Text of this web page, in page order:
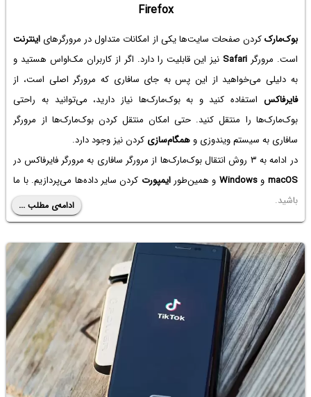
Firefox
بوک‌مارککردن صفحات سایت‌ها یکی از امکانات متداول در مرورگرهای اینترنت
است. مرورگرSafari نیز این قابلیت را دارد. اگر از کاربران مک‌او‌اس هستید و
به دلیلی می‌خواهید از این پس به جای سافاری که مرورگر اصلی است، از
فایرفاکس استفاده کنید و به بوک‌مارک‌ها نیاز دارید، می‌توانید به راحتی
بوک‌مارک‌ها را منتقل کنید. حتی امکان منتقل کردن بوک‌مارک‌ها از مرورگر
سافاری به سیستم ویندوزی وهمگام‌سازی کردن نیز وجود دارد.
در ادامه به ۳ روش انتقال بوک‌مارک‌ها از مرورگر سافاری به مرورگر فایرفاکس در
macOS وWindows و همین‌طورایمپورت کردن سایر داده‌ها می‌پردازیم. با ما
باشید.
ادامه‌ی مطلب ...